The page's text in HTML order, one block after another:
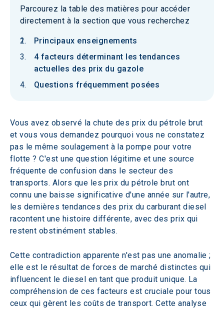
Parcourez la table des matières pour accéder
directement à la section que vous recherchez
Principaux enseignements
4 facteurs déterminant les tendances
actuelles des prix du gazole
Questions fréquemment posées
Vous avez observé la chute des prix du pétrole brut
et vous vous demandez pourquoi vous ne constatez
pas le même soulagement à la pompe pour votre
flotte ? C'est une question légitime et une source
fréquente de confusion dans le secteur des
transports. Alors que les prix du pétrole brut ont
connu une baisse significative d'une année sur l'autre,
les dernières tendances des prix du carburant diesel
racontent une histoire différente, avec des prix qui
restent obstinément stables.
Cette contradiction apparente n'est pas une anomalie ;
elle est le résultat de forces de marché distinctes qui
influencent le diesel en tant que produit unique. La
compréhension de ces facteurs est cruciale pour tous
ceux qui gèrent les coûts de transport. Cette analyse